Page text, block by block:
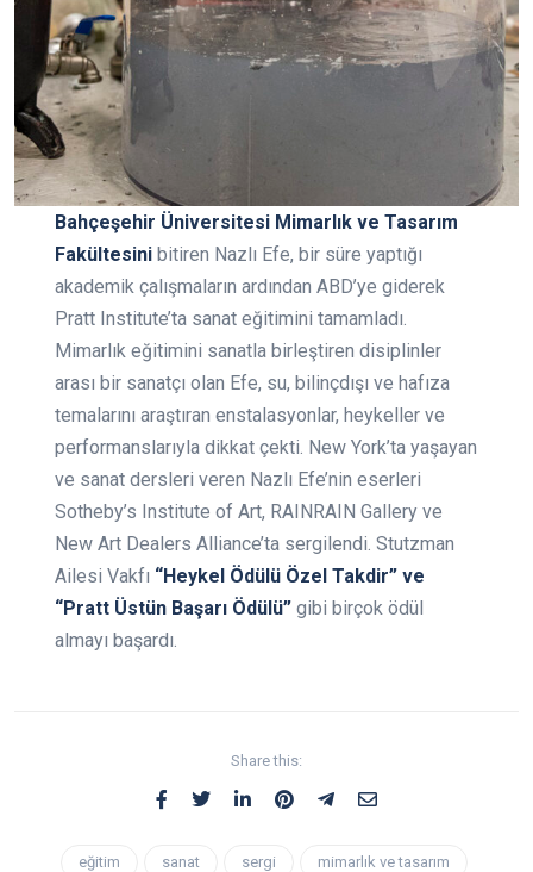
Bahçeşehir Üniversitesi Mimarlık ve Tasarım
Fakültesinibitiren Nazlı Efe, bir süre yaptığı
akademik çalışmaların ardından ABD’ye giderek
Pratt Institute’ta sanat eğitimini tamamladı.
Mimarlık eğitimini sanatla birleştiren disiplinler
arası bir sanatçı olan Efe, su, bilinçdışı ve hafıza
temalarını araştıran enstalasyonlar, heykeller ve
performanslarıyla dikkat çekti. New York’ta yaşayan
ve sanat dersleri veren Nazlı Efe’nin eserleri
Sotheby’s Institute of Art, RAINRAIN Gallery ve
New Art Dealers Alliance’ta sergilendi. Stutzman
Ailesi Vakfı “Heykel Ödülü Özel Takdir” ve
“Pratt Üstün Başarı Ödülü”gibi birçok ödül
almayı başardı.
Share this:
eğitim sanat sergi mimarlık ve tasarım